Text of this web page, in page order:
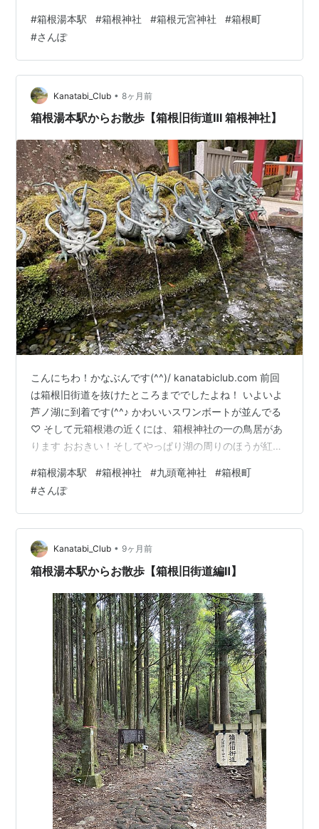
葉がとてもきれい(*^^*) せっかくなので「平和の鳥居」
にも行ってみる 湖に突き出してる部分には、様々な国籍
の旅行者の方が きちんと並んで順番を待っていたので、
私はその合間を縫って撮影 この鳥居を一度湖側から見て
みたい・・・やっぱりスワンボートかな（笑） ふと見る
と、「平和の…
#箱根湯本駅 #箱根神社 #箱根元宮神社 #箱根町
#さんぽ
Kanatabi_Club • 8ヶ月前
箱根湯本駅からお散歩【箱根旧街道Ⅲ 箱根神社】
こんにちわ！かなぶんです(^^)/ kanatabiclub.com 前回
は箱根旧街道を抜けたところまででしたよね！ いよいよ
芦ノ湖に到着です(^^♪ かわいいスワンボートが並んでる
♡ そして元箱根港の近くには、箱根神社の一の鳥居があ
ります おおきい！そしてやっぱり湖の周りのほうが紅葉
根神社の湖に立つ「平和の鳥居」が見えた！ 元箱根に来
たら、やはり外せないのが箱根神社 湖に沿って向かいま
す これが二の鳥居 湖畔の公園には、外国の方もたくさん
いて 日本人より多そうで、驚いた( ﾟДﾟ)！ 湖のそばって
なぜか落ち着きますよね～ 海とはまた違って…
#箱根湯本駅 #箱根神社 #九頭竜神社 #箱根町
#さんぽ
Kanatabi_Club • 9ヶ月前
箱根湯本駅からお散歩【箱根旧街道編Ⅱ】